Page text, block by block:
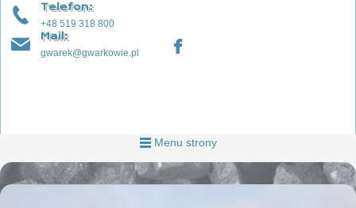
Telefon:
+48 519 318 800
Mail:
gwarek@gwarkowie.pl
Menu strony